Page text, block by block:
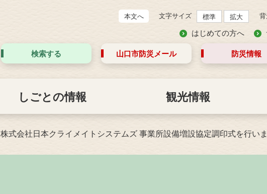
本文へ 文字サイズ 標準 拡大
はじめての方へ
検索する 山口市防災 メール 防災情報
しごとの情報 観光情報
株式会社日本クライメイトシステムズ 事業所設備増設協定調印式を行い